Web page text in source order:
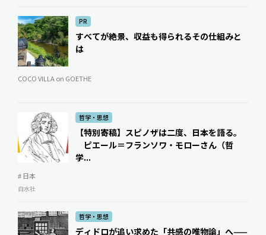
PR
すべてが絶景、収益も得られるその仕組みと
は
COCO VILLA on GOETHE
哲学・思想
【特別寄稿】スピノザは二度、日本を語る。
ピエール＝フランソワ・モローさん（哲
学...
# 日本
白水社
哲学・思想
ディドロが追い求めた「共感の唯物論」へ——